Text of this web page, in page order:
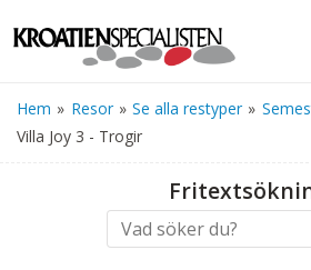
Hem » Resor » Se alla restyper »
Villa Joy 3 - Trogir